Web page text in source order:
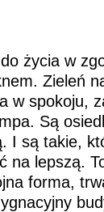
życia w
Zieleń
w spokoju,
Są
I są takie,
na lepszą.
forma,